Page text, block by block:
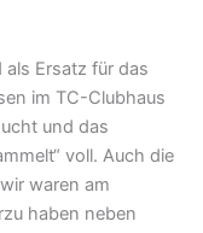
Ersatz für das
im TC-Clubhaus
und das
voll. Auch die
waren am
haben neben